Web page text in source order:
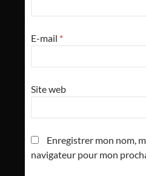
E-mail *
Site web
Enregistrer mon nom,
navigateur pour mon